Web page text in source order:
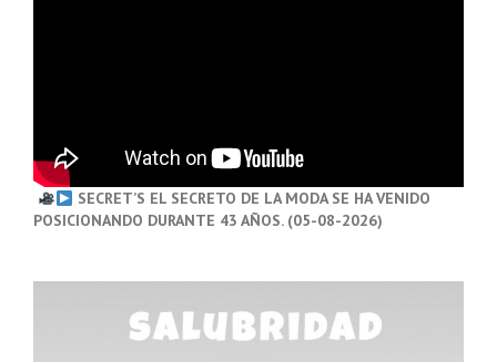
SECRET’S EL SECRETO DE LA MODA SE HA VENIDO
POSICIONANDO DURANTE 43 AÑOS. (05-08-2026)